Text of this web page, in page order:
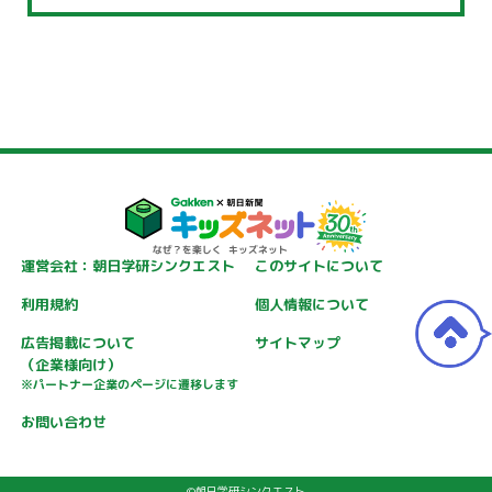
運営会社：朝日学研シンクエスト
このサイトについて
利用規約
個人情報について
広告掲載について
（企業様向け）
※パートナー企業のページに遷移します
サイトマップ
お問い合わせ